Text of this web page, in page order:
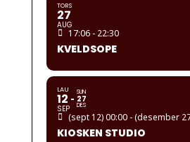
TORS
27
AUG
17:06 - 22:30
KVELDSOPE
LAU
12
SEP
SUN
27
DES
(sept 12) 00:00 - (desember
KIOSKEN STUDIO